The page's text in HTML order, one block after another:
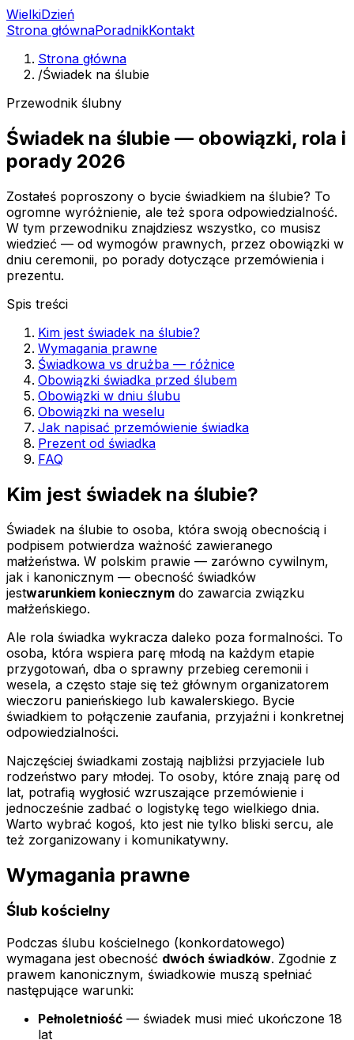
WielkiDzień
Strona głównaPoradnikKontakt
Strona główna
/Świadek na ślubie
Przewodnik ślubny
Świadek na ślubie — obowiązki, rola i
porady 2026
Zostałeś poproszony o bycie świadkiem na ślubie? To
ogromne wyróżnienie, ale też spora odpowiedzialność.
W tym przewodniku znajdziesz wszystko, co musisz
wiedzieć — od wymogów prawnych, przez obowiązki w
dniu ceremonii, po porady dotyczące przemówienia i
prezentu.
Spis treści
Kim jest świadek na ślubie?
Wymagania prawne
Świadkowa vs drużba — różnice
Obowiązki świadka przed ślubem
Obowiązki w dniu ślubu
Obowiązki na weselu
Jak napisać przemówienie świadka
Prezent od świadka
FAQ
Kim jest świadek na ślubie?
Świadek na ślubie to osoba, która swoją obecnością i
podpisem potwierdza ważność zawieranego
małżeństwa. W polskim prawie — zarówno cywilnym,
jak i kanonicznym — obecność świadków
jestwarunkiem koniecznym do zawarcia związku
małżeńskiego.
Ale rola świadka wykracza daleko poza formalności. To
osoba, która wspiera parę młodą na każdym etapie
przygotowań, dba o sprawny przebieg ceremonii i
wesela, a często staje się też głównym organizatorem
wieczoru panieńskiego lub kawalerskiego. Bycie
świadkiem to połączenie zaufania, przyjaźni i konkretnej
odpowiedzialności.
Najczęściej świadkami zostają najbliżsi przyjaciele lub
rodzeństwo pary młodej. To osoby, które znają parę od
lat, potrafią wygłosić wzruszające przemówienie i
jednocześnie zadbać o logistykę tego wielkiego dnia.
Warto wybrać kogoś, kto jest nie tylko bliski sercu, ale
też zorganizowany i komunikatywny.
Wymagania prawne
Ślub kościelny
Podczas ślubu kościelnego (konkordatowego)
wymagana jest obecność dwóch świadków. Zgodnie z
prawem kanonicznym, świadkowie muszą spełniać
następujące warunki:
Pełnoletniość — świadek musi mieć ukończone 18
lat